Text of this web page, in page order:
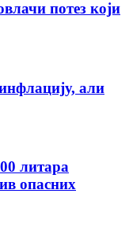
потез који
али
литара
опасних